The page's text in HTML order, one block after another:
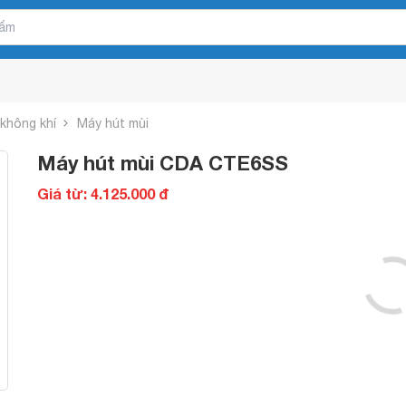
khí Máy hút mùi
Máy hút mùi CDA CTE6SS
Giá từ: 4.125.000 đ